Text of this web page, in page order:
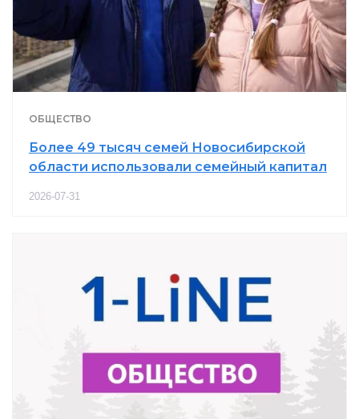
ОБЩЕСТВО
Более 49 тысяч семей Новосибирской
области использовали семейный капитал
2026-07-31